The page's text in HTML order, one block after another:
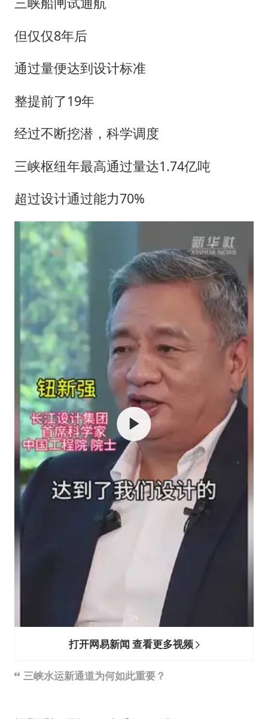
但仅仅8年后
通过量便达到设计标准
整提前了19年
经过不断挖潜，科学调度
三峡枢纽年最高通过量达1.74亿吨
超过设计通过能力70%
打开网易新闻 查看更多视频
三峡水运新通道为何如此重要？